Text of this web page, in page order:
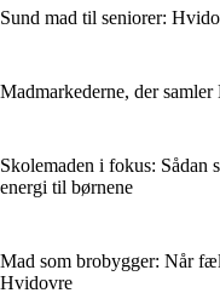
Sund mad til seniorer:
Madmarkederne, der
Skolemaden i fokus: Sådan
energi til børnene
Mad som brobygger: Når
Hvidovre